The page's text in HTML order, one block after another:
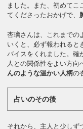
ました。また、初めてこ
てくださったおかげで、
杏璃さんは、これまでの
いくと、必ず報われると
バイスをくれました。確
人との関係性をよい方向
んのような温かい人柄の
占いのその後
それから、主人と少しず